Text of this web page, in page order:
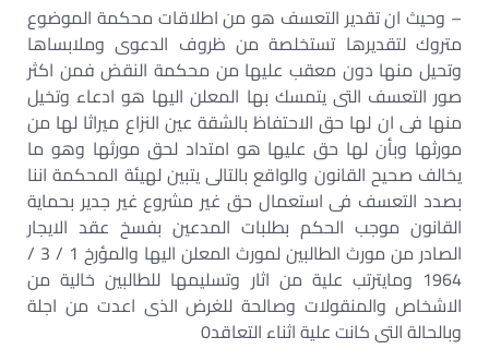
– وحيث ان تقدير التعسف هو من اطلاقات محكمة الموضوع
متروك لتقديرها تستخلصة من ظروف الدعوى وملابساها
وتحيل منها دون معقب عليها من محكمة النقض فمن اكثر
صور التعسف التى يتمسك بها المعلن اليها هو ادعاء وتخيل
منها فى ان لها حق الاحتفاظ بالشقة عين النزاع ميراثا لها من
مورثها وبأن لها حق عليها هو امتداد لحق مورثها وهو ما
يخالف صحيح القانون والواقع بالتالى يتبين لهيئة المحكمة اننا
بصدد التعسف فى استعمال حق غير مشروع غير جدير بحماية
القانون موجب الحكم بطلبات المدعين بفسخ عقد الايجار
الصادر من مورث الطالبين لمورث المعلن اليها والمؤرخ 1 / 3 /
1964 ومايترتب علية من اثار وتسليمها للطالبين خالية من
الاشخاص والمنقولات وصالحة للغرض الذى اعدت من اجلة
وبالحالة التى كانت علية اثناء التعاقد0